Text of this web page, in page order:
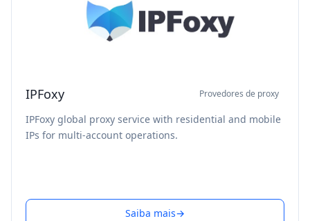
IPFoxy Provedores de proxy
IPFoxy global proxy service with residential and mobile
IPs for multi-account operations.
Saiba mais→